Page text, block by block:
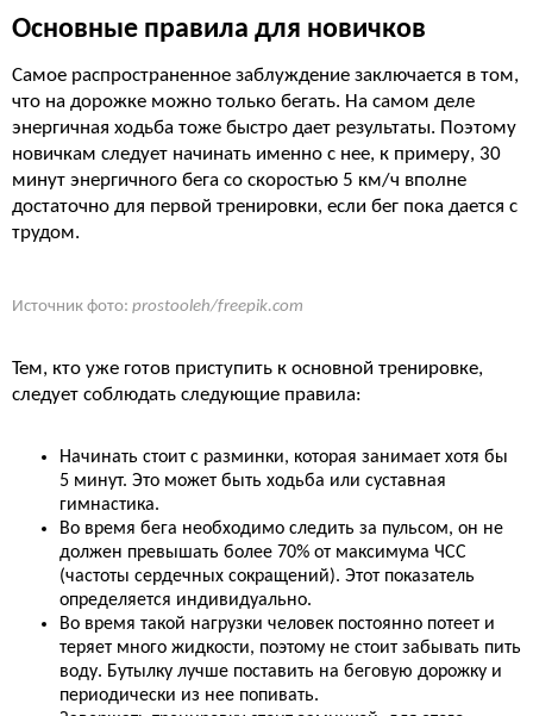
Основные правила для новичков
Самое распространенное заблуждение заключается в том,
что на дорожке можно только бегать. На самом деле
энергичная ходьба тоже быстро дает результаты. Поэтому
новичкам следует начинать именно с нее, к примеру, 30
минут энергичного бега со скоростью 5 км/ч вполне
достаточно для первой тренировки, если бег пока дается с
трудом.
Источник фото: prostooleh/freepik.com
Тем, кто уже готов приступить к основной тренировке,
следует соблюдать следующие правила:
Начинать стоит с разминки, которая занимает хотя бы
5 минут. Это может быть ходьба или суставная
гимнастика.
Во время бега необходимо следить за пульсом, он не
должен превышать более 70% от максимума ЧСС
(частоты сердечных сокращений). Этот показатель
определяется индивидуально.
Во время такой нагрузки человек постоянно потеет и
теряет много жидкости, поэтому не стоит забывать пить
воду. Бутылку лучше поставить на беговую дорожку и
периодически из нее попивать.